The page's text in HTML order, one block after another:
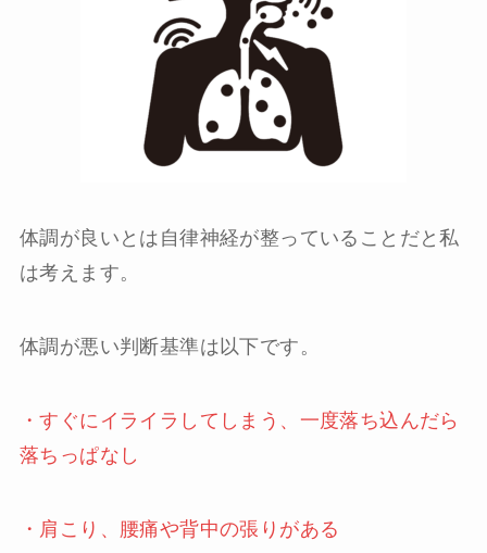
体調が良いとは自律神経が整っていることだと私
は考えます。
体調が悪い判断基準は以下です。
・すぐにイライラしてしまう、一度落ち込んだら
落ちっぱなし
・肩こり、腰痛や背中の張りがある